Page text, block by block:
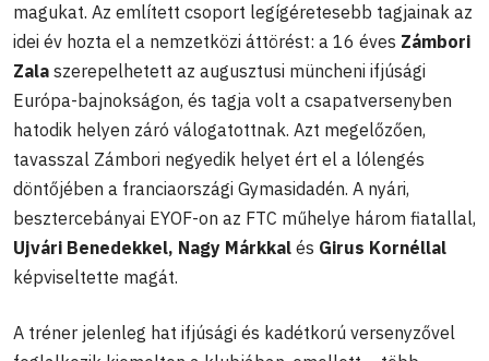
magukat. Az említett csoport legígéretesebb tagjainak az
idei év hozta el a nemzetközi áttörést: a 16 éves Zámbori
Zala szerepelhetett az augusztusi müncheni ifjúsági
Európa-bajnokságon, és tagja volt a csapatversenyben
hatodik helyen záró válogatottnak. Azt megelőzően,
tavasszal Zámbori negyedik helyet ért el a lólengés
döntőjében a franciaországi Gymasidadén. A nyári,
besztercebányai EYOF-on az FTC műhelye három fiatallal,
Ujvári Benedekkel, Nagy Márkkal és Girus Kornéllal
képviseltette magát.
A tréner jelenleg hat ifjúsági és kadétkorú versenyzővel